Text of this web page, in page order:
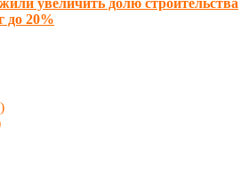
увеличить долю строительства
до 20%